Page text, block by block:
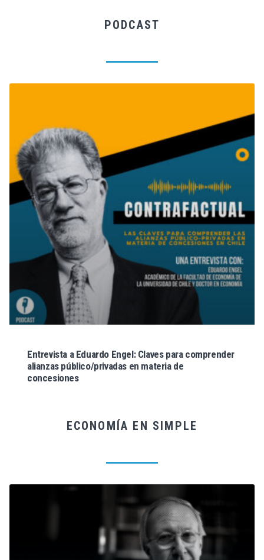
PODCAST
Entrevista a Eduardo Engel: Claves para comprender
alianzas público/privadas en materia de
concesiones
ECONOMÍA EN SIMPLE